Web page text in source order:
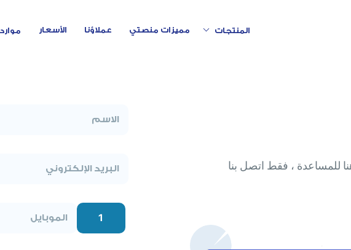
المنتجات Toggle Dropdown
مميزات منصتي عملاؤنا الأسعار موارد
للمساعدة ، فقط اتصل بنا
1